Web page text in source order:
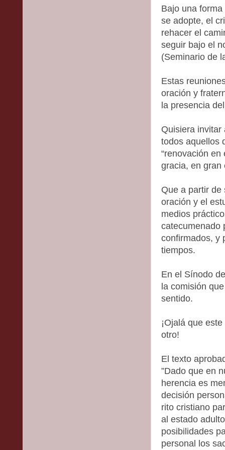
Bajo una
se adopte, el
rehacer el
seguir bajo el
(Seminario de
Estas
oración y
la presencia
Quisiera invitar
todos aquellos
“renovación en
gracia, en gran
Que a partir de
oración y el
medios
catecumenado
confirmados, y
tiempos.
En el Sínodo
la comisión
sentido.
¡Ojalá que
otro!
El texto
”Dado que en
herencia es
decisión
rito cristiano
al estado
posibilidades
personal los